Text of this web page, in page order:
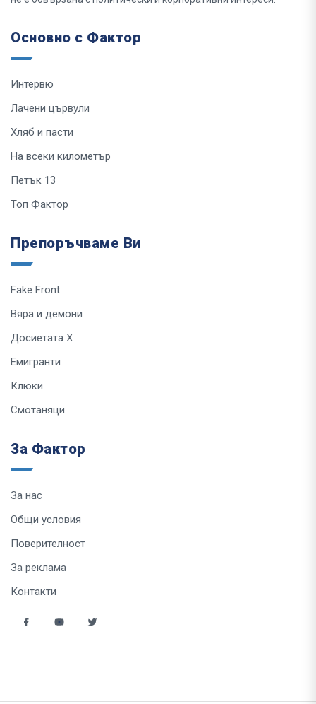
Основно с Фактор
Интервю
Лачени цървули
Хляб и пасти
На всеки километър
Петък 13
Топ Фактор
Препоръчваме Ви
Fake Front
Вяра и демони
Досиетата Х
Емигранти
Клюки
Смотаняци
За Фактор
За нас
Общи условия
Поверителност
За реклама
Контакти